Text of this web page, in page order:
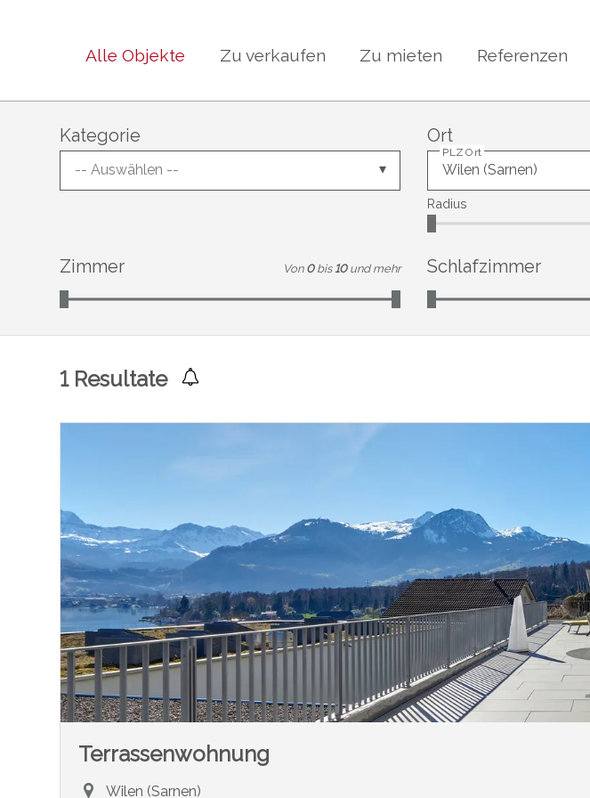
Alle Objekte Zu verkaufen Zu mieten Referenzen
Kategorie
-- Auswählen --
Ort
PLZ Ort
Radius
Zimmer Von 0 bis 10 und mehr Schlafzimmer
1Resultate
Terrassenwohnung
Wilen (Sarnen)